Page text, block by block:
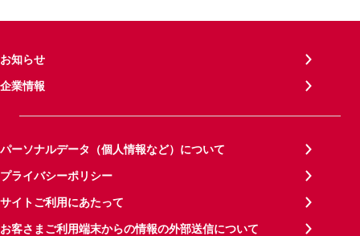
お知らせ
企業情報
パーソナルデータ（個人情報など）について
プライバシーポリシー
サイトご利用にあたって
お客さまご利用端末からの情報の外部送信について